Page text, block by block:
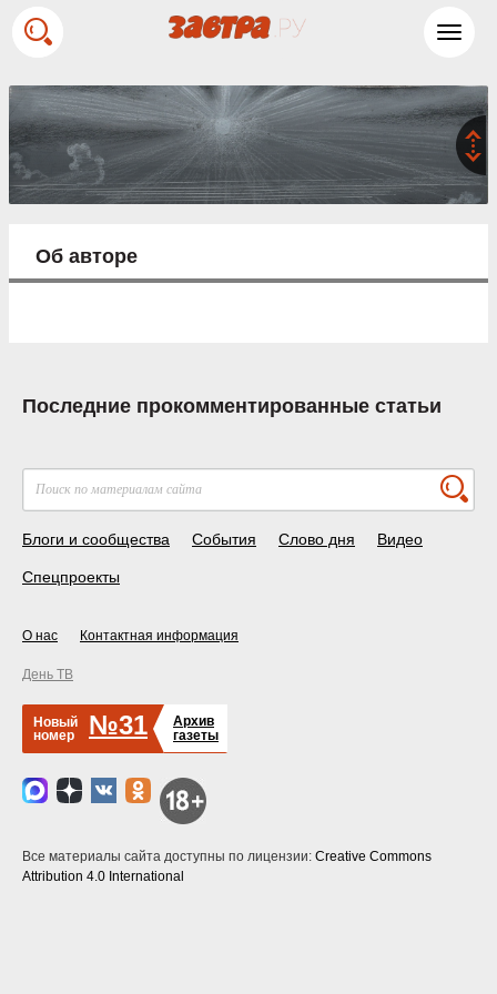
Об авторе
Последние прокомментированные статьи
Блоги и сообщества События Слово дня Видео
Спецпроекты
О нас Контактная информация
День ТВ
Новый
номер
№31
Архив
газеты
Все материалы сайта доступны по лицензии: Creative Commons
Attribution 4.0 International